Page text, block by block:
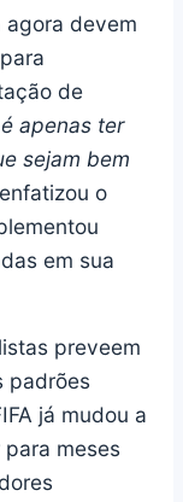
agora devem
de
apenas ter
sejam bem
enfatizou o
em sua
preveem
padrões
já mudou a
meses